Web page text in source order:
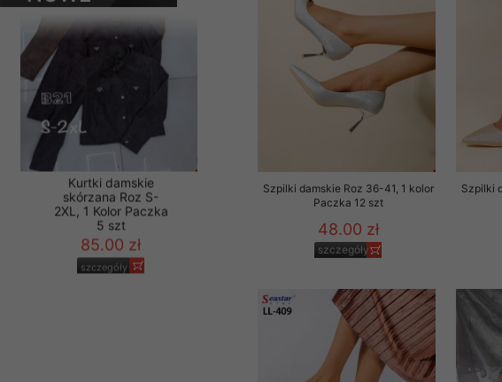
PRODUKTY
Kurtki damskie
skórzana Roz S-
2XL, 1 Kolor Paczka
Szpilki damskie Roz 36-41, 1 kolor
Paczka 12 szt
48.00 zł
szczegóły
Szpilki
Materiały reklamowo - promocyjne
szczególności newslettera
zawierającego akceptację na
naszym Sklepie. Materiały te dotyczą
Wszelkie pytania, wnioski i sugestie
osobowych prosimy zgłaszać na email